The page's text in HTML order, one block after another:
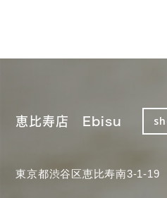
恵比寿店 Ebisu
東京都渋谷区恵比寿南3-1-